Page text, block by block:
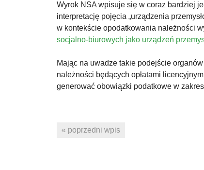
Wyrok NSA wpisuje się w coraz bardziej
interpretację pojęcia „urządzenia
w kontekście opodatkowania należności
socjalno-biurowych jako urządzeń
Mając na uwadze takie podejście
należności będących opłatami
generować obowiązki podatkowe w
« poprzedni wpis